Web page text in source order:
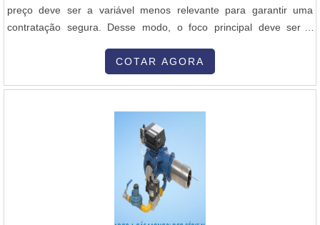
preço deve ser a variável menos relevante para garantir uma
contratação segura. Desse modo, o foco principal deve ser a
contratação.AS PRINCIPAIS INFORMAÇÕES SOBRE O SERVIÇOA
soldagem pelo método de termofusão é um dos mais indicados
profissionais experientes, garantindo que cada etapa do processo
seja seguido de maneira rigorosa e alcançando o melhor resultado.
Por isso, contar com uma empresa de qualidade reconhecida,
como a DPS, é essencial.No geral, a empresa é especializada em
soldagens de termofusão, com tradição e reconhecimento no
mercado. Atuando com equipamentos de última geração e
profissionais experientes, capazes de oferecer soluções
COTAR AGORA